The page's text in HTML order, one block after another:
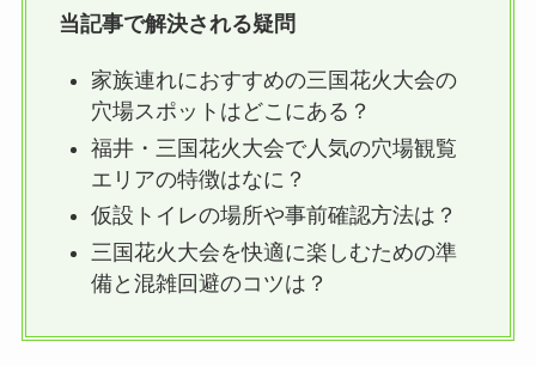
当記事で解決される疑問
家族連れにおすすめの三国花火大会の
穴場スポットはどこにある？
福井・三国花火大会で人気の穴場観覧
エリアの特徴はなに？
仮設トイレの場所や事前確認方法は？
三国花火大会を快適に楽しむための準
備と混雑回避のコツは？